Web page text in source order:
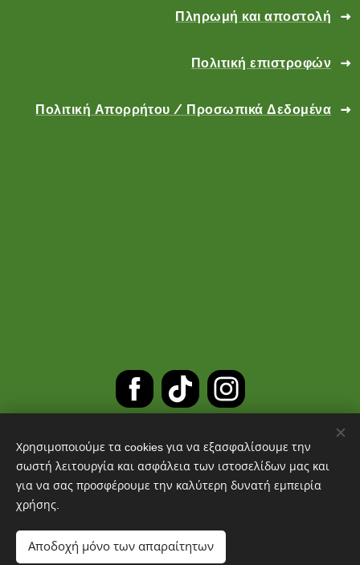
Πληρωμή και αποστολή
Πολιτική επιστροφών
Πολιτική Απορρήτου / Προσωπικά Δεδομένα
ΔΩΡΕΑΝ ΜΕΤΑΦΟΡΙΚΑ ΓΙΑ
ΠΑΡΑΓΓΕΛΙΕΣ ΑΝΩ ΤΩΝ 30 ΕΥΡΩ
Cookies
Χρησιμοποιούμε τα cookies για να εξασφαλίσουμε την
σωστή λειτουργία και ασφάλεια των ιστοσελίδων μας και
για να σας προσφέρουμε την καλύτερη δυνατή εμπειρία
χρήσης.
Αποδοχή μόνο των απαραίτητων